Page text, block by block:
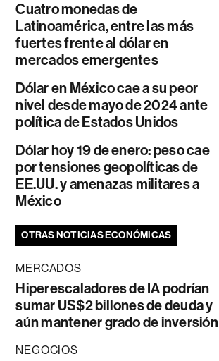
Cuatro monedas de
Latinoamérica, entre las más
fuertes frente al dólar en
mercados emergentes
Dólar en México cae a su peor
nivel desde mayo de 2024 ante
política de Estados Unidos
Dólar hoy 19 de enero: peso cae
por tensiones geopolíticas de
EE.UU. y amenazas militares a
México
OTRAS NOTICIAS ECONÓMICAS
MERCADOS
Hiperescaladores de IA podrían
sumar US$2 billones de deuda y
aún mantener grado de inversión
NEGOCIOS